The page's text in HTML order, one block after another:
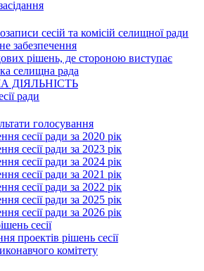
сесій та комісій селищної ради
забезпечення
рішень, де стороною виступає
селищна рада
ДІЯЛЬНІСТЬ
ради
голосування
сесії ради за 2020 рік
сесії ради за 2023 рік
сесії ради за 2024 рік
сесії ради за 2021 рік
сесії ради за 2022 рік
сесії ради за 2025 рік
сесії ради за 2026 рік
сесії
проектів рішень сесії
комітету